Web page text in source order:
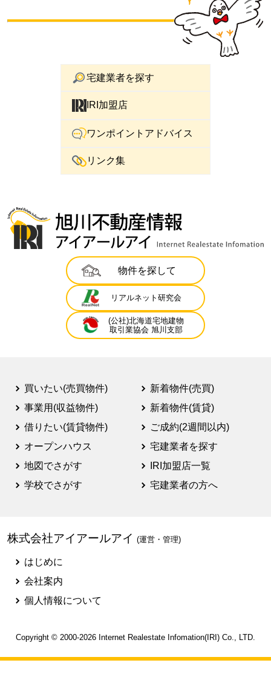
宅建業者を探す
IRI加盟店
ワンポイントアドバイス
リンク集
物件を探して
リアルネット研究会
(公社)北海道宅地建物
取引業協会 旭川支部
買いたい(売買物件)
事業用(収益物件)
借りたい(賃貸物件)
オープンハウス
地図でさがす
学校でさがす
新着物件(売買)
新着物件(賃貸)
ご成約(2週間以内)
宅建業者を探す
IRI加盟店一覧
宅建業者の方へ
株式会社アイアールアイ (運営・管理)
はじめに
会社案内
個人情報について
Copyright © 2000-2026 Internet Realestate Infomation(IRI) Co., LTD.